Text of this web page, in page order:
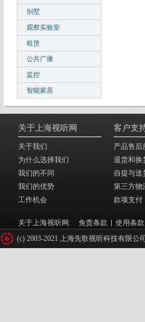
别墅
观察实验室
租赁
公共广播
监控
智能家居
关于上海视听网
关于我们
为什么选择我们
我们的不同
我们的优势
工作机会
客户支
产品售后
退货和换
自提与送
第三方物
款项支付
关于上海视听网: 免责条款 使用条款
(c) 2003-2021 上海先歌视听科技有限公